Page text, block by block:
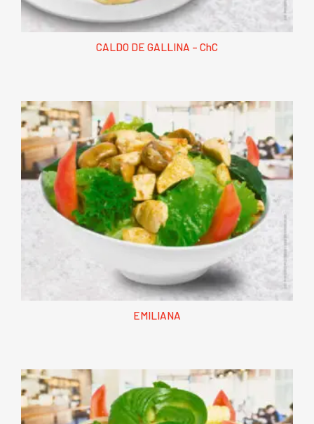
CALDO DE GALLINA – ChC
EMILIANA